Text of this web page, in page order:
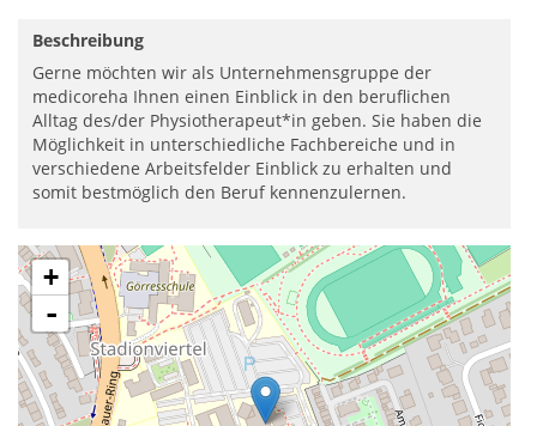
Beschreibung
Gerne möchten wir als Unternehmensgruppe der
medicoreha Ihnen einen Einblick in den beruflichen
Alltag des/der Physiotherapeut*in geben. Sie haben die
Möglichkeit in unterschiedliche Fachbereiche und in
verschiedene Arbeitsfelder Einblick zu erhalten und
somit bestmöglich den Beruf kennenzulernen.
+
-